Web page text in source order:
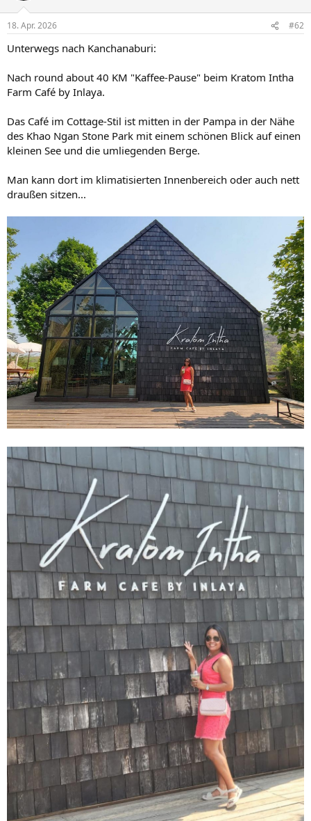
e
:
18. Apr. 2026 #62
Unterwegs nach Kanchanaburi:
Nach round about 40 KM "Kaffee-Pause" beim Kratom Intha
Farm Café by Inlaya.
Das Café im Cottage-Stil ist mitten in der Pampa in der Nähe
des Khao Ngan Stone Park mit einem schönen Blick auf einen
kleinen See und die umliegenden Berge.
Man kann dort im klimatisierten Innenbereich oder auch nett
draußen sitzen...